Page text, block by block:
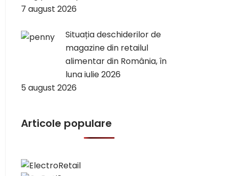
7 august 2026
Situația deschiderilor de
magazine din retailul
alimentar din România, în
luna iulie 2026
5 august 2026
Articole populare